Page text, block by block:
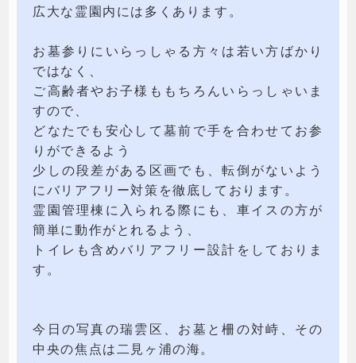
広大な霊園内には多くあります。
お墓参りにいらっしゃる方々は若い方ばかり
ではなく、
ご高齢者やお子様ももちろんいらっしゃいま
すので、
どなたでも安心して墓前で手を合わせてお参
りができるよう
少しの段差がある区画でも、転倒がないよう
にバリアフリー対策を徹底しております。
霊園管理棟に入られる際にも、車イスの方が
簡単に動作がとれるよう、
トイレも含めバリアフリー設計をしておりま
す。
今日の写真の瑞雲区、お墓と柵の対峙、その
中央の焦点は二見ヶ浦の海。